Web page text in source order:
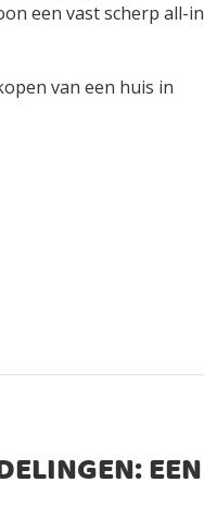
een vast scherp all-in
van een huis in
EEN